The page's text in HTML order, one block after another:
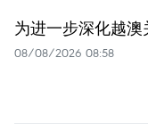
为进一步深化越
08/08/2026 08:58